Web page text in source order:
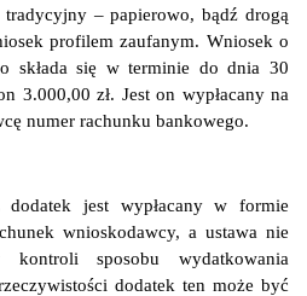
– papierowo, bądź drogą
profilem zaufanym. Wniosek o
składa się w terminie do dnia 30
3.000,00 zł. Jest on wypłacany na
numer rachunku bankowego.
jest wypłacany w formie
wnioskodawcy, a ustawa nie
sposobu wydatkowania
dodatek ten może być